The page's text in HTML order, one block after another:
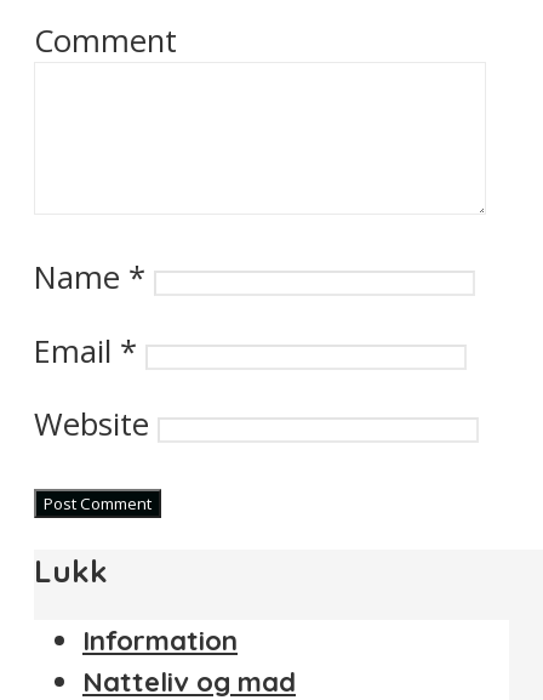
Comment
Name *
Email *
Website
Lukk
Information
Natteliv og mad